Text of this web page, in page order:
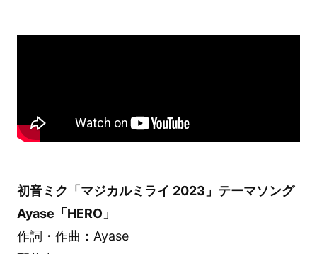
初音ミク「マジカルミライ 2023」テーマソング
Ayase「HERO」
作詞・作曲：Ayase